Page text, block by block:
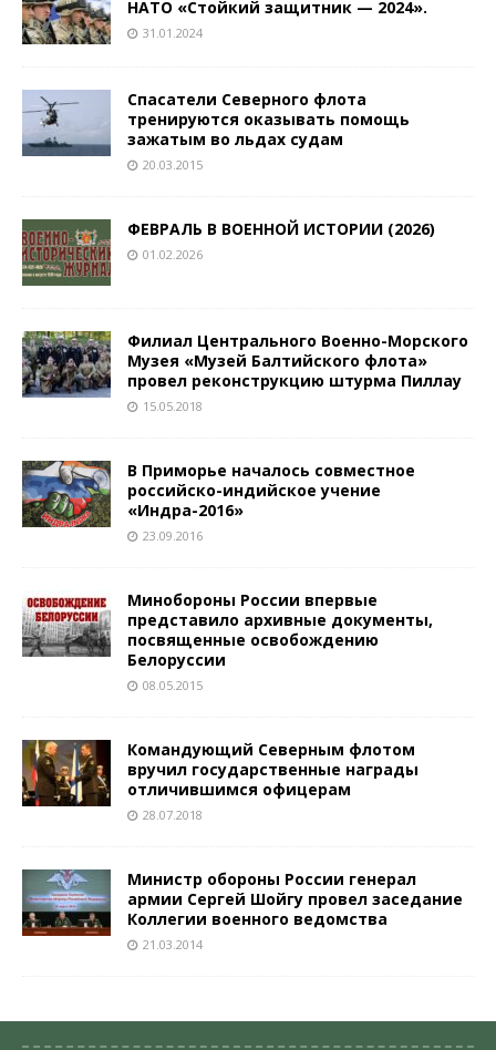
НАТО «Стойкий защитник — 2024».
31.01.2024
Спасатели Северного флота
тренируются оказывать помощь
зажатым во льдах судам
20.03.2015
ФЕВРАЛЬ В ВОЕННОЙ ИСТОРИИ (2026)
01.02.2026
Филиал Центрального Военно-Морского
Музея «Музей Балтийского флота»
провел реконструкцию штурма Пиллау
15.05.2018
В Приморье началось совместное
российско-индийское учение
«Индра-2016»
23.09.2016
Минобороны России впервые
представило архивные документы,
посвященные освобождению
Белоруссии
08.05.2015
Командующий Северным флотом
вручил государственные награды
отличившимся офицерам
28.07.2018
Министр обороны России генерал
армии Сергей Шойгу провел заседание
Коллегии военного ведомства
21.03.2014